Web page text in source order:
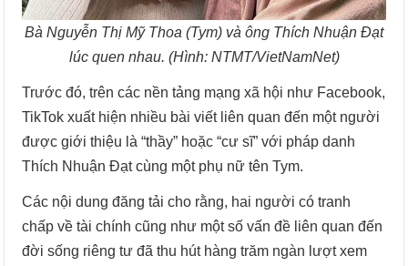
Bà Nguyễn Thị Mỹ Thoa (Tym) và ông Thích Nhuận Đạt
lúc quen nhau. (Hình: NTMT/VietNamNet)
Trước đó, trên các nền tảng mạng xã hội như Facebook,
TikTok xuất hiện nhiều bài viết liên quan đến một người
được giới thiệu là “thầy” hoặc “cư sĩ” với pháp danh
Thích Nhuận Đạt cùng một phụ nữ tên Tym.
Các nội dung đăng tải cho rằng, hai người có tranh
chấp về tài chính cũng như một số vấn đề liên quan đến
đời sống riêng tư đã thu hút hàng trăm ngàn lượt xem